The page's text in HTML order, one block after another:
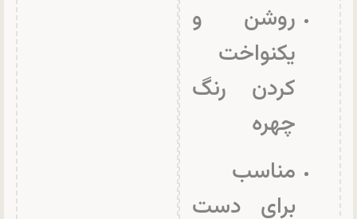
روشن و
یکنواخت
کردن رنگ
چهره
مناسب
برای دست